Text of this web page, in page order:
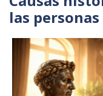
las personas